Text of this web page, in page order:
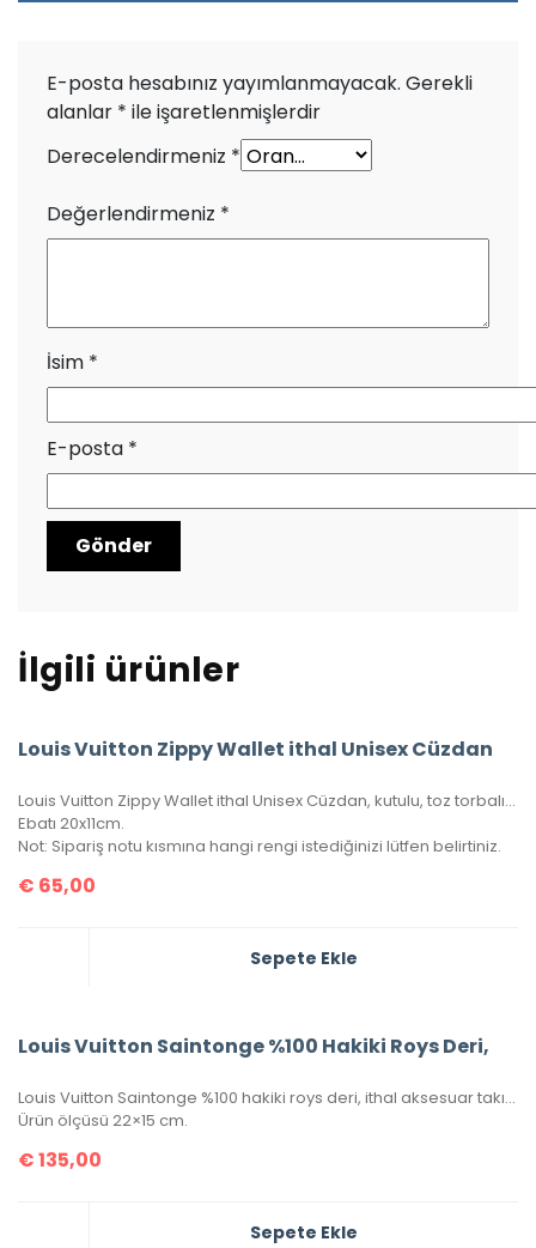
E-posta hesabınız yayımlanmayacak. Gerekli
alanlar * ile işaretlenmişlerdir
Derecelendirmeniz *
Değerlendirmeniz *
İsim *
E-posta *
İlgili ürünler
Louis Vuitton Zippy Wallet ithal Unisex Cüzdan
Louis Vuitton Zippy Wallet ithal Unisex Cüzdan, kutulu, toz torbalı, sertifikalı.
Ebatı 20x11cm.
Not: Sipariş notu kısmına hangi rengi istediğinizi lütfen belirtiniz.
€ 65,00
Sepete Ekle
Louis Vuitton Saintonge %100 Hakiki Roys Deri,
Louis Vuitton Saintonge %100 hakiki roys deri, ithal aksesuar takımı, ithal kumaş, simetrik kesim, seri numaralı, kutulu, toz torbalı ve sertifikalı olarak gönderilecektir.
Ürün ölçüsü 22×15 cm.
€135,00
Sepete Ekle